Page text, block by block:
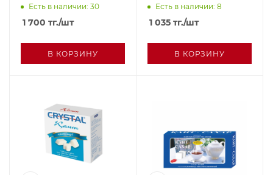
Есть в наличии: 30
1 700 тг./шт
В КОРЗИНУ
Есть в наличии: 8
1 035 тг./шт
В КОРЗИНУ